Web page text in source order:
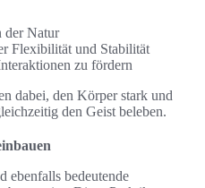
der Natur
Flexibilität und Stabilität
zu fördern
dabei, den Körper stark und
den Geist beleben.
ebenfalls bedeutende